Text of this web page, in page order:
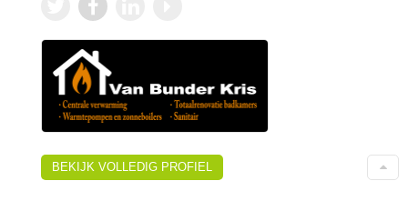
BEKIJK VOLLEDIG PROFIEL